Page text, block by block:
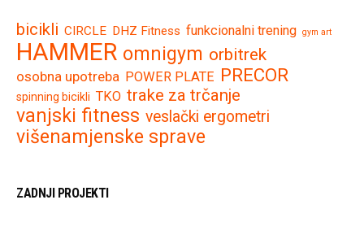
bicikli CIRCLE DHZ Fitness funkcionalni trening gym art
HAMMER omnigym orbitrek
osobna upotreba POWER PLATE PRECOR
spinning bicikli TKO trake za trčanje
vanjski fitness veslački ergometri
višenamjenske sprave
ZADNJI PROJEKTI